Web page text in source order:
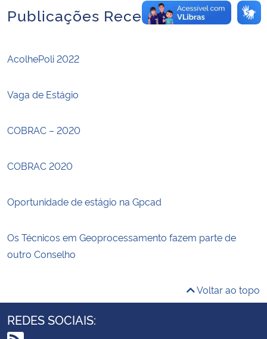
Publicações Recentes
AcolhePoli 2022
Vaga de Estágio
COBRAC – 2020
COBRAC 2020
Oportunidade de estágio na Gpcad
Os Técnicos em Geoprocessamento fazem parte de
outro Conselho
Voltar ao topo
REDES SOCIAIS: